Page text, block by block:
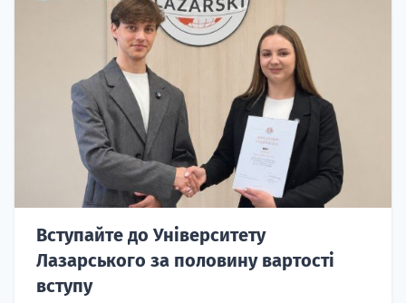
Вступайте до Університету
Лазарського за половину вартості
вступу